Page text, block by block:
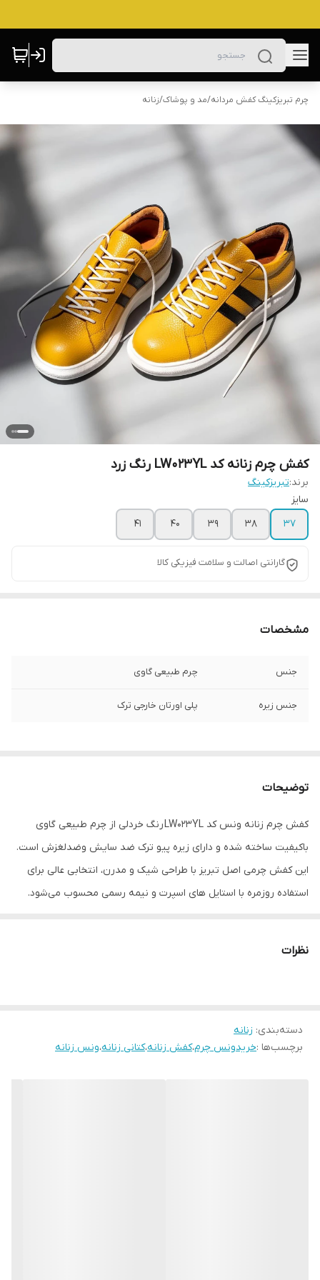
چرم تبریزکینگ کفش مردانه/مد و پوشاک/زنانه
کفش چرم زنانه کد LW023YL رنگ زرد
برند:تبریزکینگ
سایز
37
38
39
40
41
گارانتی اصالت و سلامت فیزیکی کالا
مشخصات
جنس چرم طبیعی گاوی
جنس زیره پلی اورتان خارجی ترک
توضیحات
کفش چرم زنانه ونس کد LW023YL رنگ خردلی از چرم طبیعی گاوی
باکیفیت ساخته شده و دارای زیره پیو ترک ضد سایش وضدلغزش است.
این کفش چرمی اصل تبریز با طراحی شیک و مدرن، انتخابی عالی برای
استفاده روزمره با استایل های اسپرت و نیمه رسمی محسوب می‌شود.
چرمی LW023YL
نظرات
دسته‌بندی: زنانه
برچسب‌ها :خریدونس چرم،کفش زنانه،کتانی زنانه،ونس زنانه